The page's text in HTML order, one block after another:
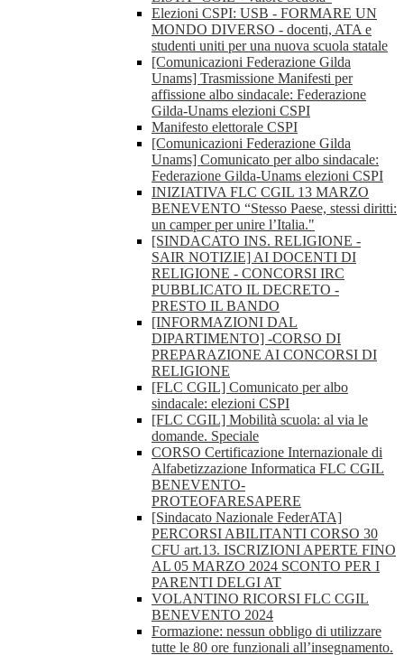
Elezioni CSPI: USB - FORMARE UN
MONDO DIVERSO - docenti, ATA e
studenti uniti per una nuova scuola statale
[Comunicazioni Federazione Gilda
Unams] Trasmissione Manifesti per
affissione albo sindacale: Federazione
Gilda-Unams elezioni CSPI
Manifesto elettorale CSPI
[Comunicazioni Federazione Gilda
Unams] Comunicato per albo sindacale:
Federazione Gilda-Unams elezioni CSPI
INIZIATIVA FLC CGIL 13 MARZO
BENEVENTO “Stesso Paese, stessi diritti:
un camper per unire l’Italia."
[SINDACATO INS. RELIGIONE -
SAIR NOTIZIE] AI DOCENTI DI
RELIGIONE - CONCORSI IRC
PUBBLICATO IL DECRETO -
PRESTO IL BANDO
[INFORMAZIONI DAL
DIPARTIMENTO] -CORSO DI
PREPARAZIONE AI CONCORSI DI
RELIGIONE
[FLC CGIL] Comunicato per albo
sindacale: elezioni CSPI
[FLC CGIL] Mobilità scuola: al via le
domande. Speciale
CORSO Certificazione Internazionale di
Alfabetizzazione Informatica FLC CGIL
BENEVENTO-
PROTEOFARESAPERE
[Sindacato Nazionale FederATA]
PERCORSI ABILITANTI CORSO 30
CFU art.13. ISCRIZIONI APERTE FINO
AL 05 MARZO 2024 SCONTO PER I
PARENTI DELGI AT
VOLANTINO RICORSI FLC CGIL
BENEVENTO 2024
Formazione: nessun obbligo di utilizzare
tutte le 80 ore funzionali all’insegnamento.